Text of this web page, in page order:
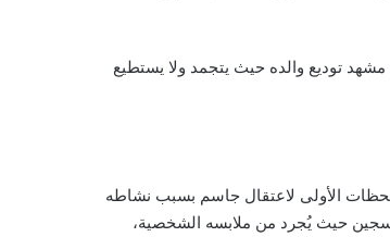
توديع والده حيث يتجمد ولا يستطيع
الأولى لاعتقال جاسم بسبب نشاطه
حيث يُجرد من ملابسه الشخصية،